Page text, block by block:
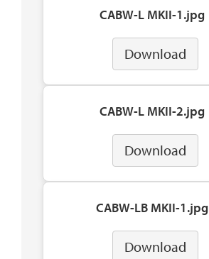
CABW-L MKII-1.jpg
Download
CABW-L MKII-2.jpg
Download
CABW-LB MKII-1.jpg
Download